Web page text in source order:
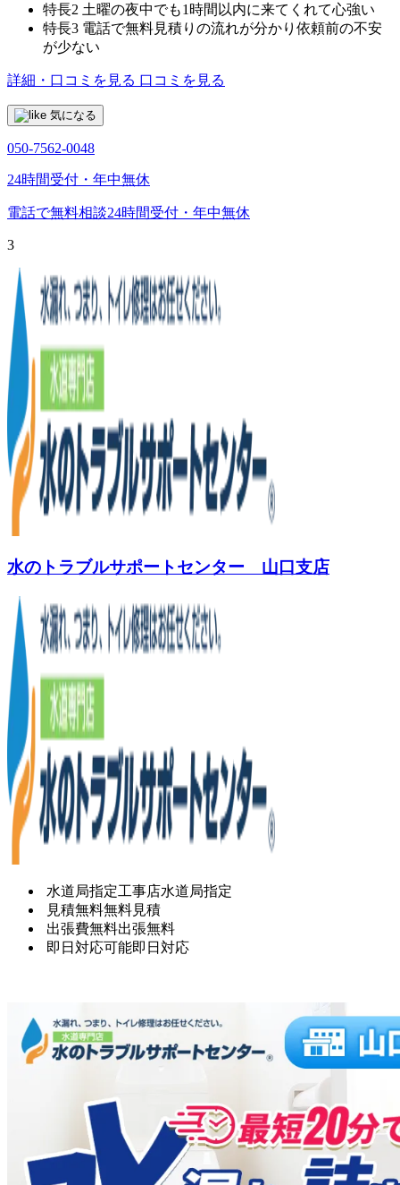
特長2 土曜の夜中でも1時間以内に来てくれて心強い
特長3 電話で無料見積りの流れが分かり依頼前の不安
が少ない
詳細・口コミを見る 口コミを見る
気になる
050-7562-0048
24時間受付・年中無休
電話で無料相談24時間受付・年中無休
3
水のトラブルサポートセンター 山口支店
水道局指定工事店水道局指定
見積無料無料見積
出張費無料出張無料
即日対応可能即日対応